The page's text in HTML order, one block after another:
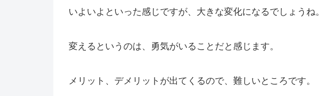
いよいよといった感じですが、大きな変化になるでしょうね。
変えるというのは、勇気がいることだと感じます。
メリット、デメリットが出てくるので、難しいところです。